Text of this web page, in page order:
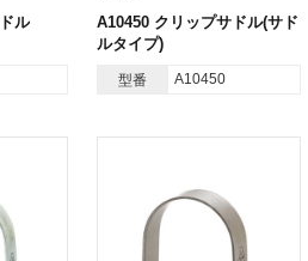
ル
A10450 クリップサドル(サド
ルタイプ)
型番 A10450